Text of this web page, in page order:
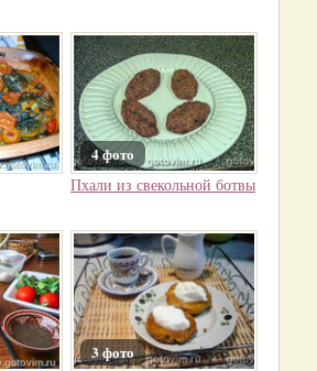
4 фото
Пхали из свекольной ботвы
3 фото